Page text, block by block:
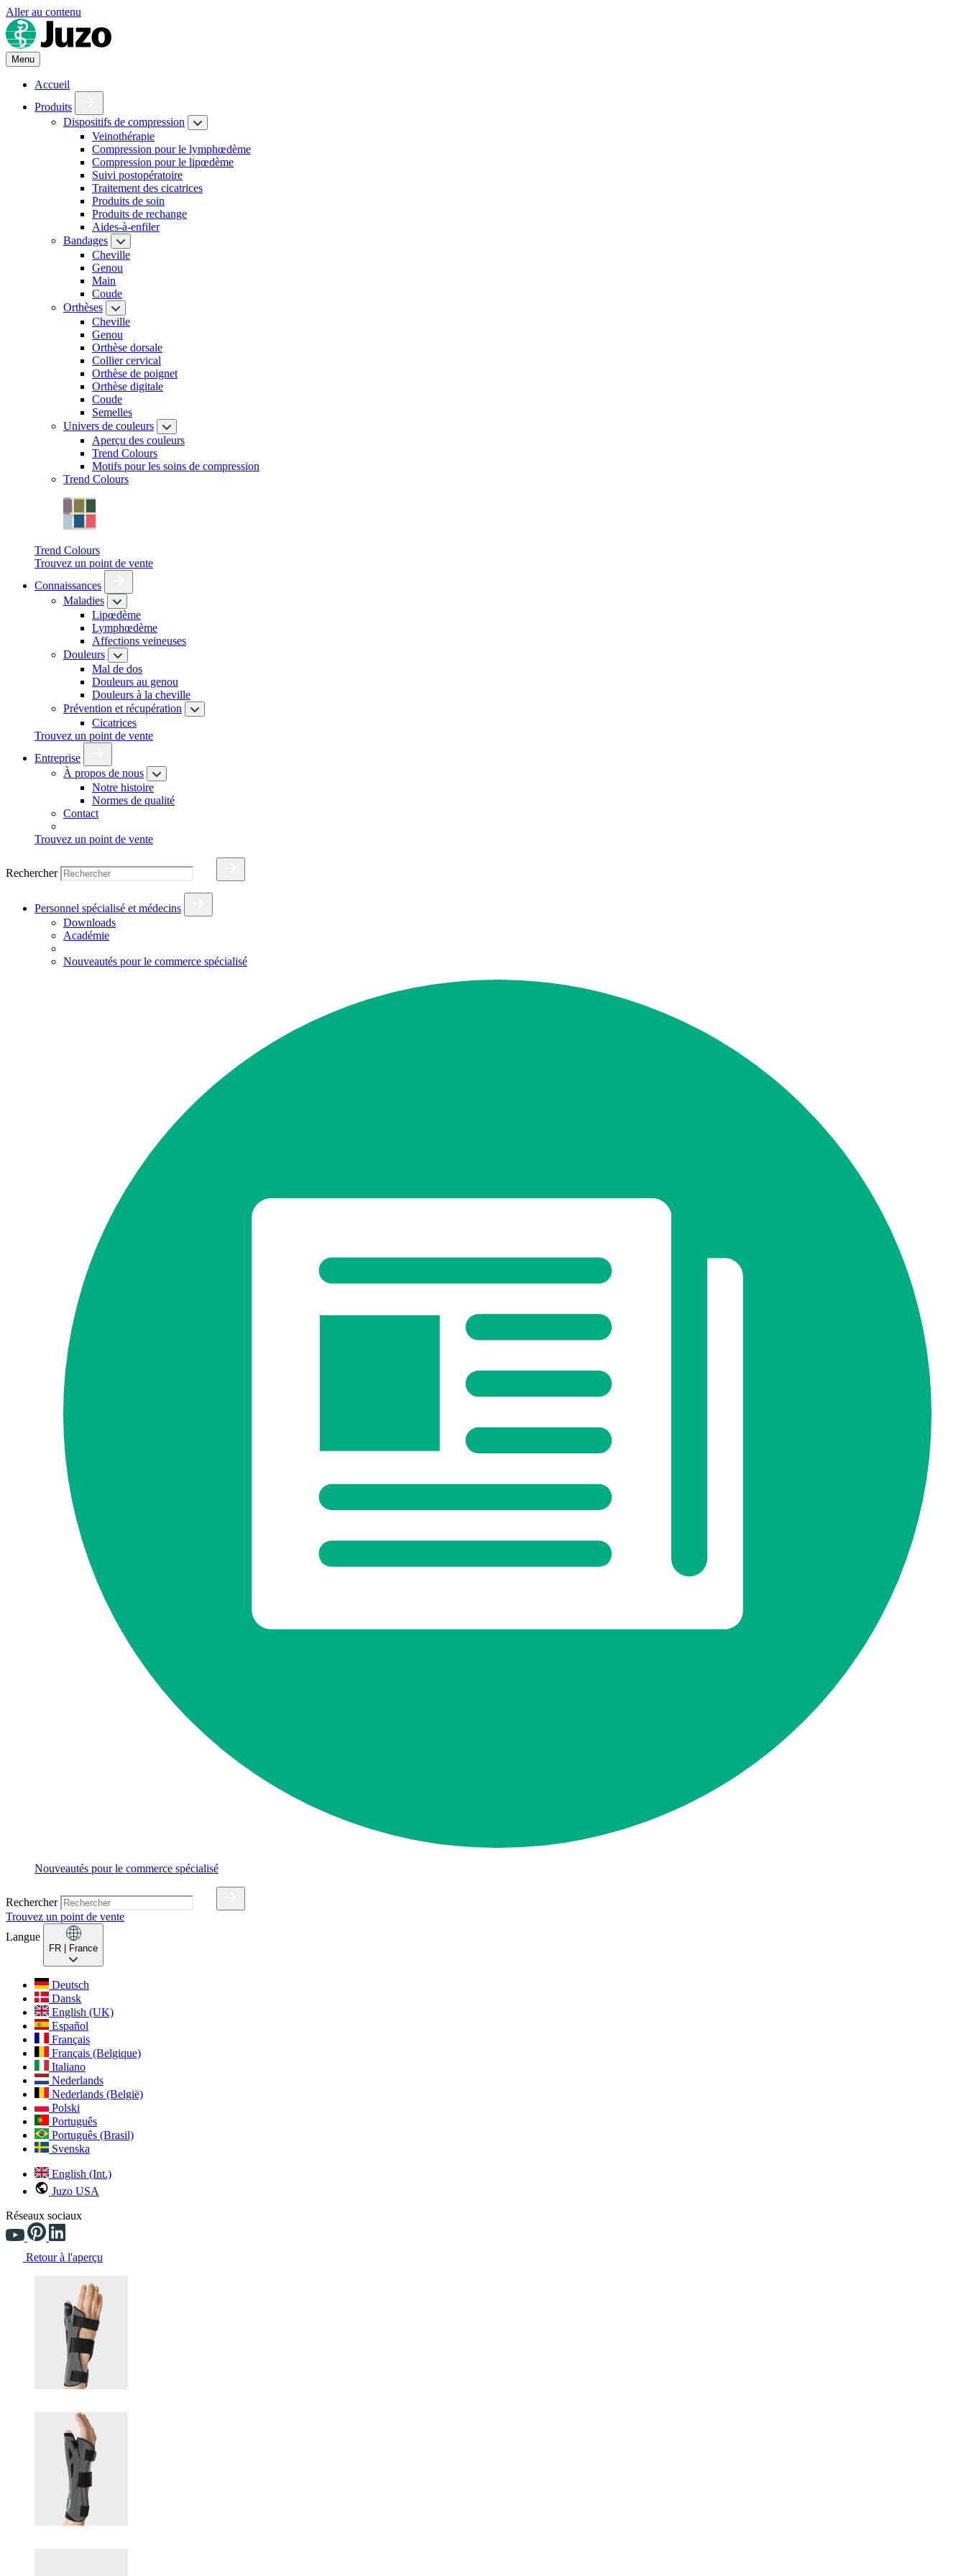
Aller au contenu
Menu
Accueil
Produits
Dispositifs de compression
Veinothérapie
Compression pour le lymphœdème
Compression pour le lipœdème
Suivi postopératoire
Traitement des cicatrices
Produits de soin
Produits de rechange
Aides-à-enfiler
Bandages
Cheville
Genou
Main
Coude
Orthèses
Cheville
Genou
Orthèse dorsale
Collier cervical
Orthèse de poignet
Orthèse digitale
Coude
Semelles
Univers de couleurs
Aperçu des couleurs
Trend Colours
Motifs pour les soins de compression
Trend Colours
Trend Colours
Trouvez un point de vente
Connaissances
Maladies
Lipœdème
Lymphœdème
Affections veineuses
Douleurs
Mal de dos
Douleurs au genou
Douleurs à la cheville
Prévention et récupération
Cicatrices
Trouvez un point de vente
Entreprise
À propos de nous
Notre histoire
Normes de qualité
Contact
Trouvez un point de vente
Rechercher
Personnel spécialisé et médecins
Downloads
Académie
Nouveautés pour le commerce spécialisé
Nouveautés pour le commerce spécialisé
Rechercher
Trouvez un point de vente
Langue
FR | France
Deutsch
Dansk
English (UK)
Español
Français
Français (Belgique)
Italiano
Nederlands
Nederlands (België)
Polski
Português
Português (Brasil)
Svenska
English (Int.)
Juzo USA
Réseaux sociaux
Retour à l'aperçu